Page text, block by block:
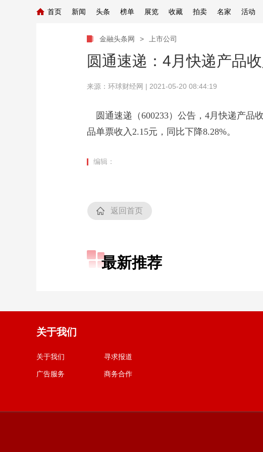
首页 新闻 头条 榜单 展览 收藏 拍卖 名家 活动
金融头条网 > 上市公司
圆通速递：4月快递产品
来源： 环球财经网 | 2021-05-20 08:44:19
圆通速递（600233）公告，4月快递产品
品单票收入2.15元，同比下降8.28%。
编辑：
返回首页
最新推荐
关于我们
关于我们 寻求报道
广告服务 商务合作